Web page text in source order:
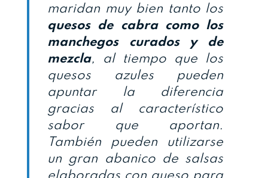
maridan muy bien tanto los
quesos de cabra como los
manchegos curados y de
mezcla, al tiempo que los
quesos azules pueden
apuntar la diferencia
gracias al característico
sabor que aportan.
También pueden utilizarse
un gran abanico de salsas